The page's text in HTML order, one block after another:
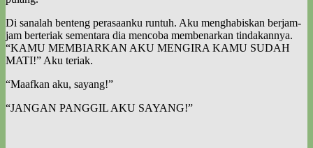
Di sanalah benteng perasaanku runtuh. Aku menghabiskan berjam-
jam berteriak sementara dia mencoba membenarkan tindakannya.
“KAMU MEMBIARKAN AKU MENGIRA KAMU SUDAH
MATI!” Aku teriak.
“Maafkan aku, sayang!”
“JANGAN PANGGIL AKU SAYANG!”